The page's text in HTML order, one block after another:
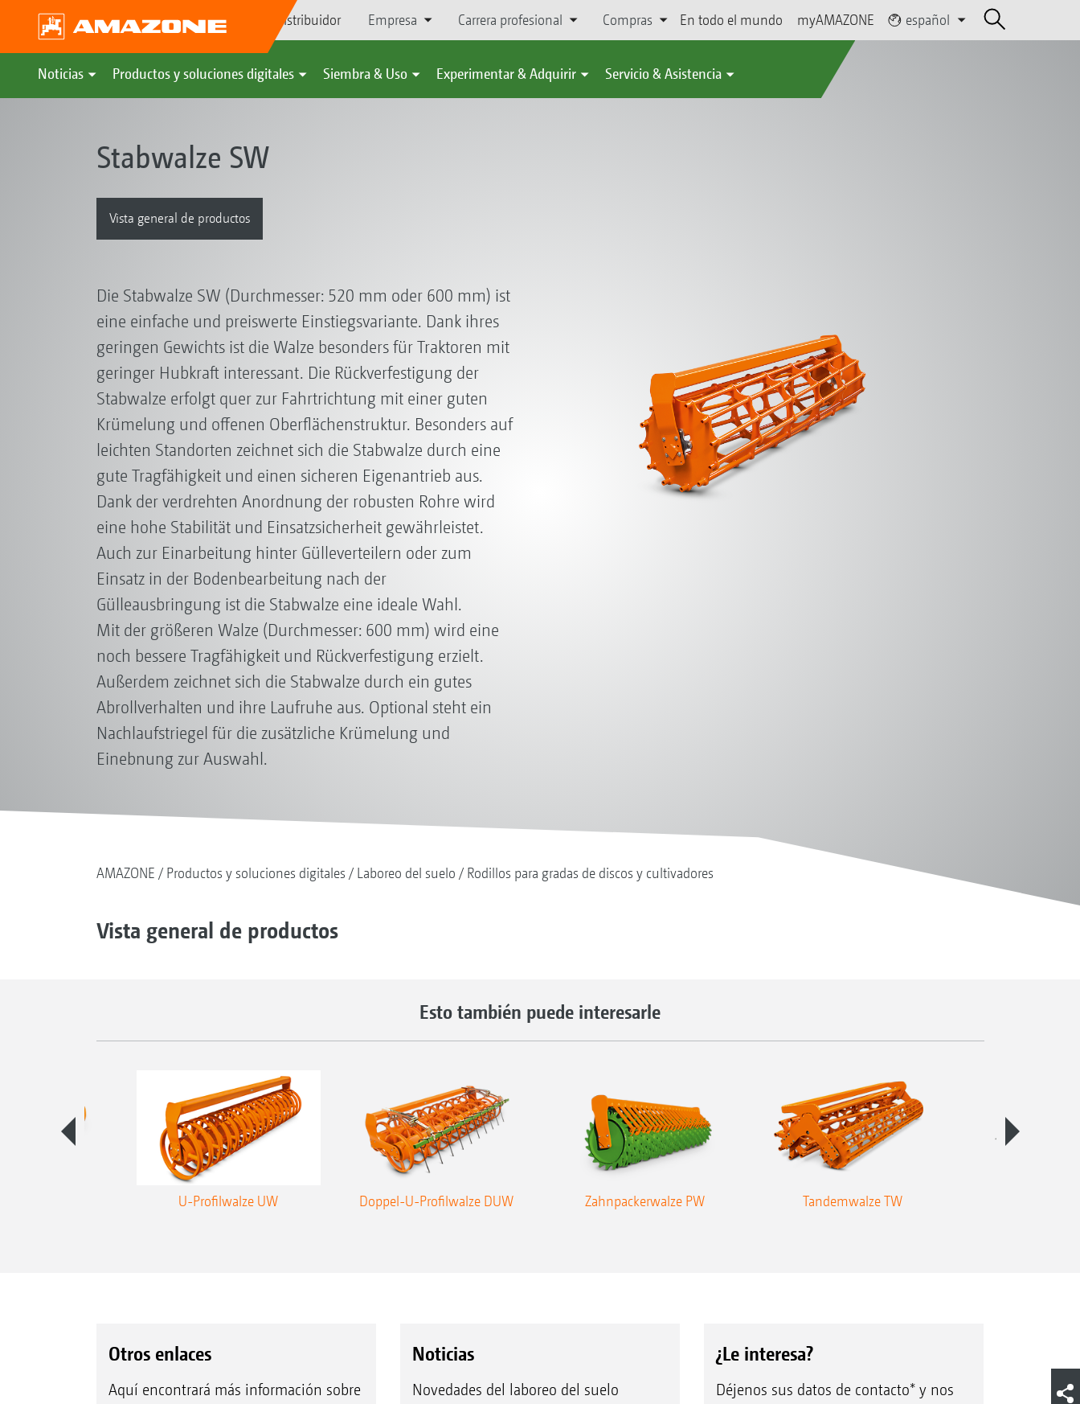
Búsqueda de distribuidor Empresa Carrera profesional Compras En todo el mundo myAMAZONE español
Noticias Productos y soluciones digitales Siembra & Uso Experimentar & Adquirir Servicio & Asistencia
Stabwalze SW
Vista general de productos
Die Stabwalze SW (Durchmesser: 520 mm oder 600 mm) ist
eine einfache und preiswerte Einstiegsvariante. Dank ihres
geringen Gewichts ist die Walze besonders für Traktoren mit
geringer Hubkraft interessant. Die Rückverfestigung der
Stabwalze erfolgt quer zur Fahrtrichtung mit einer guten
Krümelung und offenen Oberflächenstruktur. Besonders auf
leichten Standorten zeichnet sich die Stabwalze durch eine
gute Tragfähigkeit und einen sicheren Eigenantrieb aus.
Dank der verdrehten Anordnung der robusten Rohre wird
eine hohe Stabilität und Einsatzsicherheit gewährleistet.
Auch zur Einarbeitung hinter Gülleverteilern oder zum
Einsatz in der Bodenbearbeitung nach der
Gülleausbringung ist die Stabwalze eine ideale Wahl.
Mit der größeren Walze (Durchmesser: 600 mm) wird eine
noch bessere Tragfähigkeit und Rückverfestigung erzielt.
Außerdem zeichnet sich die Stabwalze durch ein gutes
Abrollverhalten und ihre Laufruhe aus. Optional steht ein
Nachlaufstriegel für die zusätzliche Krümelung und
Einebnung zur Auswahl.
AMAZONE Productos y soluciones digitales Laboreo del suelo Rodillos para gradas de discos y cultivadores
Vista general de productos
Esto también puede interesarle
U-Profilwalze UW Doppel-U-Profilwalze DUW Zahnpackerwalze PW Tandemwalze TW
Otros enlaces
Aquí encontrará más información sobre
Noticias
Novedades del laboreo del suelo
¿Le interesa?
Déjenos sus datos de contacto* y nos